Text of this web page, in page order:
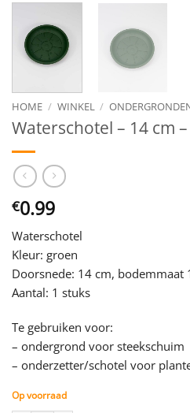
HOME / WINKEL /
Waterschotel – 14 cm
€0.99
Waterschotel
Kleur: groen
Doorsnede: 14 cm, bodemmaat
Aantal: 1 stuks
Te gebruiken voor:
– ondergrond voor steekschuim
– onderzetter/schotel voor
Op voorraad